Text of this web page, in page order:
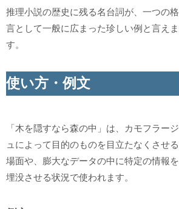
推理小説の歴史に残る名台詞が、一つの格
言として一般に広まった珍しい例と言えま
す。
使い方・例文
「木を隠すなら森の中」は、カモフラージ
ュによって目的のものを目立たなくさせる
場面や、膨大なデータの中に特定の情報を
埋没させる状況で使われます。